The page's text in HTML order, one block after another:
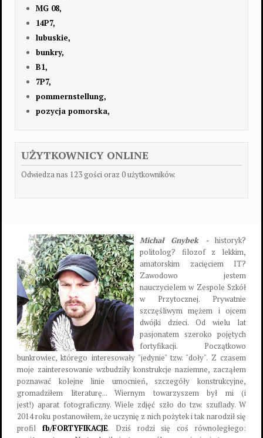
MG 08,
14P7,
lubuskie,
bunkry,
B1,
7P7,
pommernstellung,
pozycja pomorska,
UŻYTKOWNICY ONLINE
Odwiedza nas 123 gości oraz 0 użytkowników.
Michał Gnybek - historyk?
politolog? filozof z lekkim,
amatorskim zacięciem IT?
Zawodowo jestem
nauczycielem w Zespole Szkół
w Przytocznej. Prywatnie
szczęśliwym mężem i ojcem
dwójki dzieci. Od wielu lat
pasjonatem szeroko pojętych
fortyfikacji. Początkowo
bunkrowiec, którego interesowały "jedynie" tzw. "doły". Z czasem
moje zainteresowanie wzbudziły konstrukcje naziemne, zacząłem
poznawać kolejne linie umocnień, szczegóły konstrukcyjne,
gromadziłem literaturę... Wiernym towarzyszem był mi (i
jest!) aparat fotograficzny. Wiele zdjęć szło do tzw. szuflady. W
2014 roku postanowiłem, że uczynię z nich pożytek i tak narodził się
profil fb/FORTYFIKACJE. Dziś rodzi się coś równoległego: